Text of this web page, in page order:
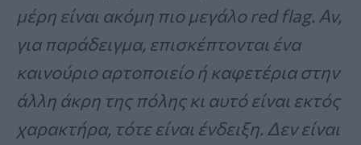
μέρη είναι ακόμη πιο μεγάλο red flag. Αν,
για παράδειγμα, επισκέπτονται ένα
καινούριο αρτοποιείο ή καφετέρια στην
άλλη άκρη της πόλης κι αυτό είναι εκτός
χαρακτήρα, τότε είναι ένδειξη. Δεν είναι